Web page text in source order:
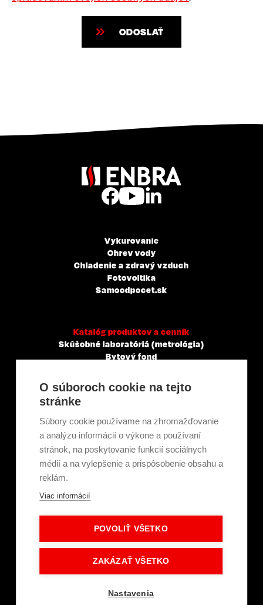
Vykurovanie
Ohrev vody
Chladenie a zdravý vzduch
Fotovoltika
Samoodpocet.sk
Katalóg produktov a cenník
Skúšobné laboratóriá (metrológia)
Bytový fond
Mestá a obce
Tepelné elektrárne a priemysel
Developeri
Školenie a technické poradenstvo
Kariéra
Články a novinky
GDPR a súbory cookie
Obchodné podmienky
Intranet - Prihlásenie
O súboroch cookie na tejto
stránke
Súbory cookie používame na zhromažďovanie
a analýzu informácií o výkone a používaní
stránok, na poskytovanie funkcií sociálnych
médií a na vylepšenie a prispôsobenie obsahu a
reklám.
Viac informácií
POVOLIŤ VŠETKO
ZAKÁZAŤ VŠETKO
Nastavenia